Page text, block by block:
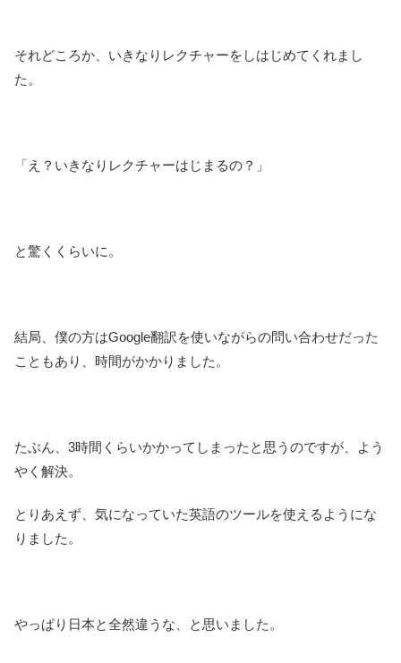
それどころか、いきなりレクチャーをしはじめてくれまし
た。
「え？いきなりレクチャーはじまるの？」
と驚くくらいに。
結局、僕の方はGoogle翻訳を使いながらの問い合わせだった
こともあり、時間がかかりました。
たぶん、3時間くらいかかってしまったと思うのですが、よう
やく解決。
とりあえず、気になっていた英語のツールを使えるようにな
りました。
やっぱり日本と全然違うな、と思いました。